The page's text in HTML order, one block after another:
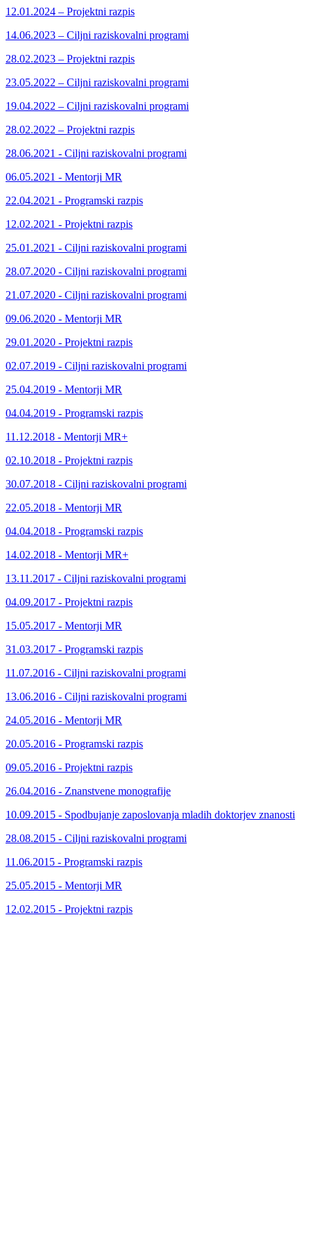
12.01.2024 – Projektni razpis
14.06.2023 – Ciljni raziskovalni programi
28.02.2023 – Projektni razpis
23.05.2022 – Ciljni raziskovalni programi
19.04.2022 – Ciljni raziskovalni programi
28.02.2022 – Projektni razpis
28.06.2021 - Ciljni raziskovalni programi
06.05.2021 - Mentorji MR
22.04.2021 - Programski razpis
12.02.2021 - Projektni razpis
25.01.2021 - Ciljni raziskovalni programi
28.07.2020 - Ciljni raziskovalni programi
21.07.2020 - Ciljni raziskovalni programi
09.06.2020 - Mentorji MR
29.01.2020 - Projektni razpis
02.07.2019 - Ciljni raziskovalni programi
25.04.2019 - Mentorji MR
04.04.2019 - Programski razpis
11.12.2018 - Mentorji MR+
02.10.2018 - Projektni razpis
30.07.2018 - Ciljni raziskovalni programi
22.05.2018 - Mentorji MR
04.04.2018 - Programski razpis
14.02.2018 - Mentorji MR+
13.11.2017 - Ciljni raziskovalni programi
04.09.2017 - Projektni razpis
15.05.2017 - Mentorji MR
31.03.2017 - Programski razpis
11.07.2016 - Ciljni raziskovalni programi
13.06.2016 - Ciljni raziskovalni programi
24.05.2016 - Mentorji MR
20.05.2016 - Programski razpis
09.05.2016 - Projektni razpis
26.04.2016 - Znanstvene monografije
10.09.2015 - Spodbujanje zaposlovanja mladih doktorjev znanosti
28.08.2015 - Ciljni raziskovalni programi
11.06.2015 - Programski razpis
25.05.2015 - Mentorji MR
12.02.2015 - Projektni razpis